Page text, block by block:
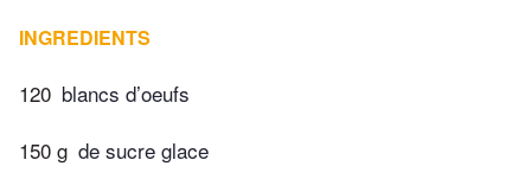
INGREDIENTS
120 blancs d’oeufs
150 g de sucre glace